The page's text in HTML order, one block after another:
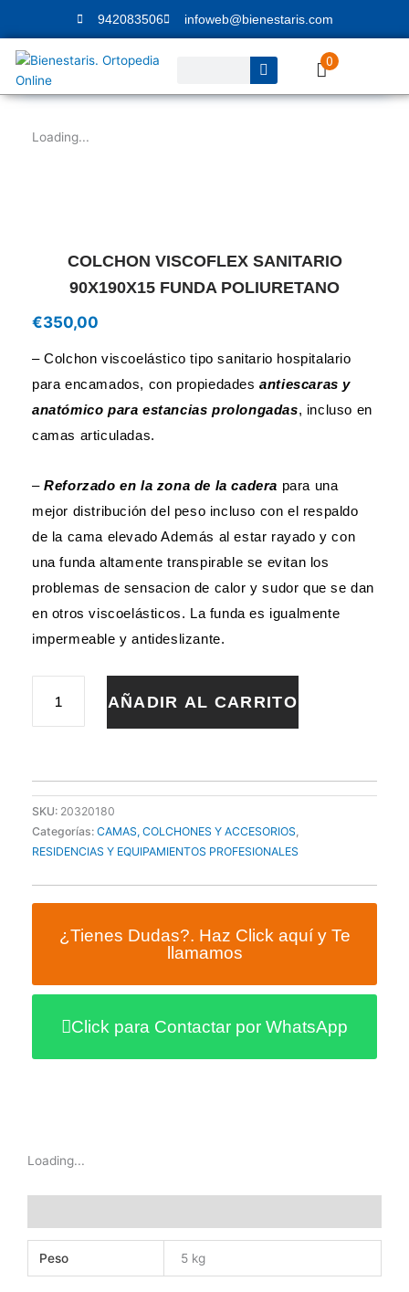
contenido
942083506 infoweb@bienestaris.com
0
Loading...
COLCHON VISCOFLEX SANITARIO
90X190X15 FUNDA POLIURETANO
€350,00
– Colchon viscoelástico tipo sanitario hospitalario
para encamados, con propiedadesantiescaras y
anatómico para estancias prolongadas, incluso en
camas articuladas.
–Reforzado en la zona de la cadera para una
mejor distribución del peso incluso con el respaldo
de la cama elevado Además al estar rayado y con
una funda altamente transpirable se evitan los
problemas de sensacion de calor y sudor que se dan
en otros viscoelásticos. La funda es igualmente
impermeable y antideslizante.
VISCOFLEX
SANITARIO
POLIURETANO
cantidad
AÑADIR AL CARRITO
SKU: 20320180
Categorías: CAMAS, COLCHONES Y ACCESORIOS
RESIDENCIAS Y EQUIPAMIENTOS PROFESIONALES
¿Tienes Dudas?. Haz Click aquí y Te
llamamos
Click para Contactar por WhatsApp
Loading...
Peso 5 kg